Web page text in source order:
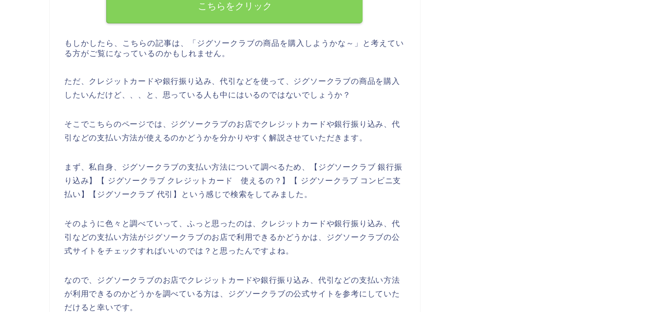
こちらをクリック
もしかしたら、こちらの記事は、「ジグソークラブの商品を購入しようかな～」と考えてい
る方がご覧になっているのかもしれません。
ただ、クレジットカードや銀行振り込み、代引などを使って、ジグソークラブの商品を購入
したいんだけど、、、と、思っている人も中にはいるのではないでしょうか？
そこでこちらのページでは、ジグソークラブのお店でクレジットカードや銀行振り込み、代
引などの支払い方法が使えるのかどうかを分かりやすく解説させていただきます。
まず、私自身、ジグソークラブの支払い方法について調べるため、【ジグソークラブ 銀行振
り込み】【 ジグソークラブ クレジットカード 使えるの？】【 ジグソークラブ コンビニ支
払い】【ジグソークラブ 代引】という感じで検索をしてみました。
そのように色々と調べていって、ふっと思ったのは、クレジットカードや銀行振り込み、代
引などの支払い方法がジグソークラブのお店で利用できるかどうかは、ジグソークラブの公
式サイトをチェックすればいいのでは？と思ったんですよね。
なので、ジグソークラブのお店でクレジットカードや銀行振り込み、代引などの支払い方法
が利用できるのかどうかを調べている方は、ジグソークラブの公式サイトを参考にしていた
だけると幸いです。